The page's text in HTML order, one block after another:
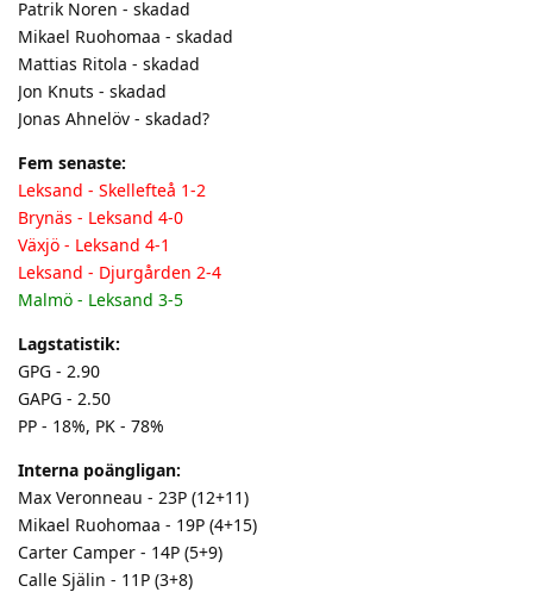
Patrik Noren - skadad
Mikael Ruohomaa - skadad
Mattias Ritola - skadad
Jon Knuts - skadad
Jonas Ahnelöv - skadad?
Fem senaste:
Leksand - Skellefteå 1-2
Brynäs - Leksand 4-0
Växjö - Leksand 4-1
Leksand - Djurgården 2-4
Malmö - Leksand 3-5
Lagstatistik:
GPG - 2.90
GAPG - 2.50
PP - 18%, PK - 78%
Interna poängligan:
Max Veronneau - 23P (12+11)
Mikael Ruohomaa - 19P (4+15)
Carter Camper - 14P (5+9)
Calle Själin - 11P (3+8)